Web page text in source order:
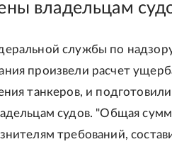
владельцам
службы по
произвели расчет
танкеров, и
судов. "Общая
требований,